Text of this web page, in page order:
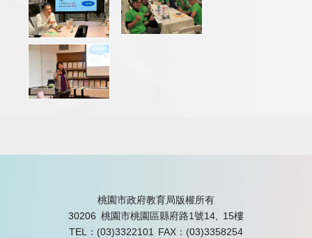
桃園市政府教育局版權所有
30206 桃園市桃園區縣府路1號14, 15樓
TEL：(03)3322101
FAX：(03)3358254